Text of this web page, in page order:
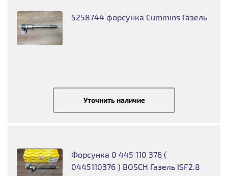
5258744 форсунка Cummins Газель
Уточнить наличие
Форсунка 0 445 110 376 (
0445110376 ) BOSCH Газель ISF2.8